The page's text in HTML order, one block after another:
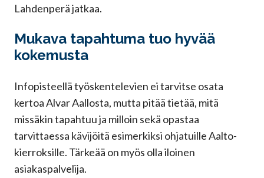
Lahdenperä jatkaa.
Mukava tapahtuma tuo hyvää
kokemusta
Infopisteellä työskentelevien ei tarvitse osata
kertoa Alvar Aallosta, mutta pitää tietää, mitä
missäkin tapahtuu ja milloin sekä opastaa
tarvittaessa kävijöitä esimerkiksi ohjatuille Aalto-
kierroksille. Tärkeää on myös olla iloinen
asiakaspalvelija.